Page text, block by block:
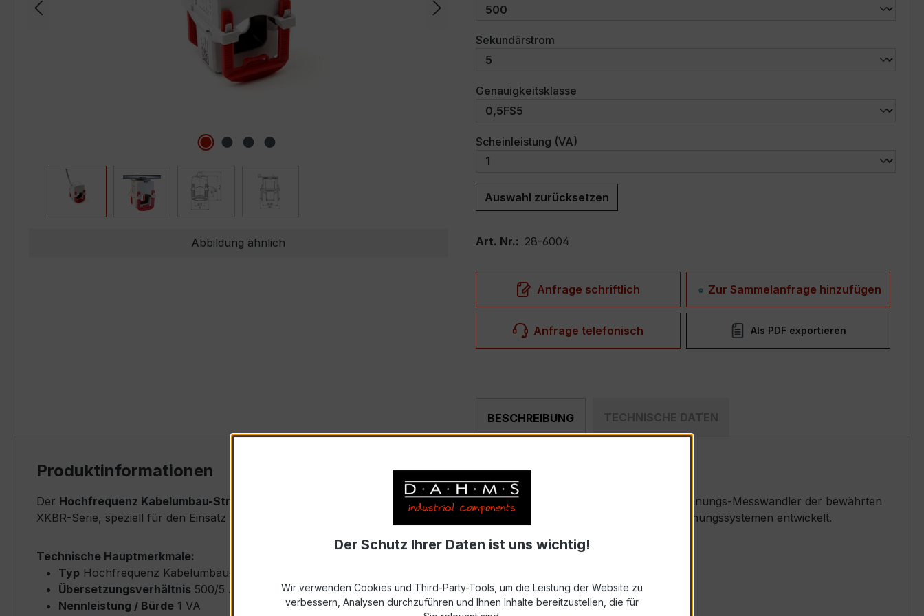
Abbildung ähnlich
Sekundärstrom
Genauigkeitsklasse
Scheinleistung (VA)
Auswahl zurücksetzen
Art. Nr.: 28-6004
Anfrage schriftlich Zur Sammelanfrage hinzufügen
Anfrage telefonisch Als PDF exportieren
BESCHREIBUNG TECHNISCHE DATEN
Produktinformationen
Der Hochfrequenz Kabelumbau-Stromwandler XKBR 28 500/5A 1VA Kl.0,5FS5ist ein kompakter, hochpräziser Niederspannungs-Messwandler der bewährten
XKBR-Serie, speziell für den Einsatz in Energieverteilung, Schaltanlagen, Zählerfeldern und industriellen Mess- und Überwachungssystemen entwickelt.
Technische Hauptmerkmale:
Typ Hochfrequenz Kabelumbau-Stromwandler – XKBR 28
Übersetzungsverhältnis 500/5 A (Primärnennstrom 500 A, Sekundärnennstrom 5 A)
Nennleistung / Bürde 1 VA
Der Schutz Ihrer Daten ist uns wichtig!
Wir verwenden Cookies und Third-Party-Tools, um die Leistung der Website zu
verbessern, Analysen durchzuführen und Ihnen Inhalte bereitzustellen, die für